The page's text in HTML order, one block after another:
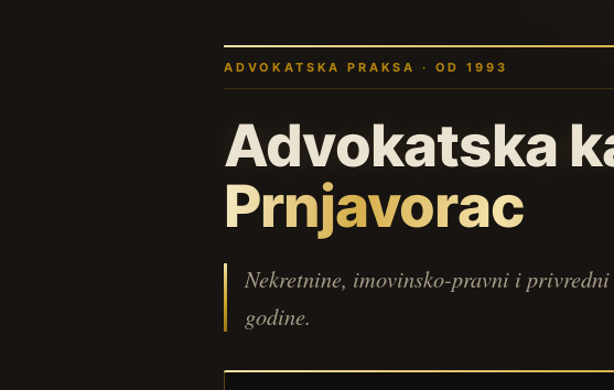
ADVOKATSKA PRAKSA · OD 1993
Advokatska
Prnjavorac
Nekretnine, imovinsko-pravni i
godine.